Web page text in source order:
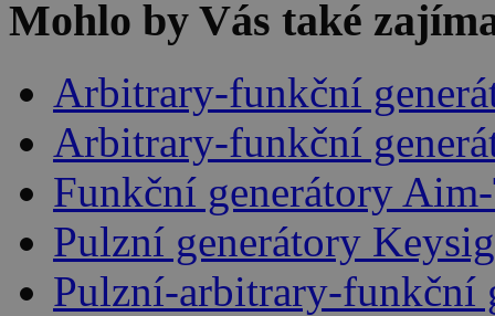
Mohlo by Vás také
Arbitrary-funkční
Arbitrary-funkční
Funkční generátory
Pulzní generátory
Pulzní-arbitrary-funkční